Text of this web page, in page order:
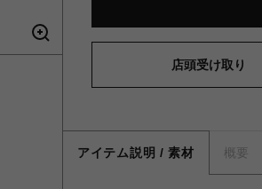
店頭受け取り
アイテム説明 / 素材 概要